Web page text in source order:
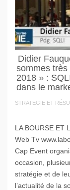
Didier
sommes très
2018 » :
dans le
STRATEGIE ET
LA BOURSE ET
Web Tv
Cap Event
occasion,
stratégie et de
l’actualité de la